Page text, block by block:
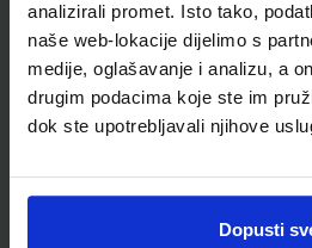
analizirali promet. Isto tako,
naše web-lokacije dijelimo s
medije, oglašavanje i analizu, a
drugim podacima koje ste im
dok ste upotrebljavali njihove
Dopusti